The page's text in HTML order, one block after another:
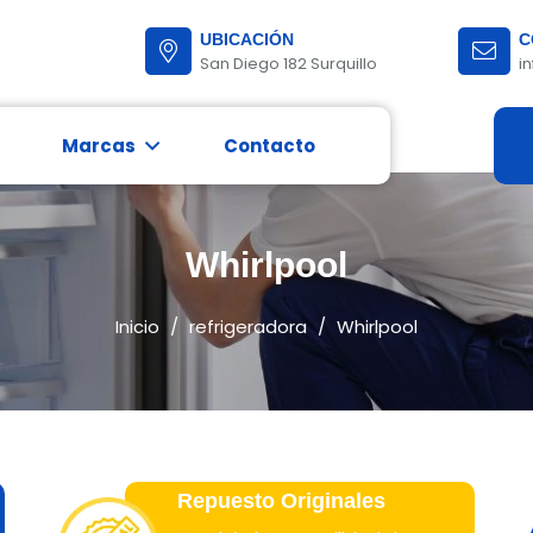
UBICACIÓN
San Diego 182 Surquillo
Marcas Contacto
Whirlpool
Inicio / refrigeradora / Whirlpool
Repuesto Originales